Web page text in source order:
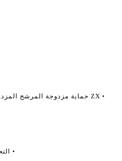
• ZX حماية مزدوجة المرشح المزدوج SAPC (الفضة المنشط كتلة الكربون المنشط) و SCMT
•